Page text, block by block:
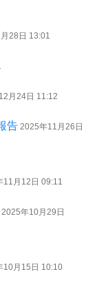
28日 13:01
月24日 11:12
告 2025年11月26日
11月12日 09:11
2025年10月29日
10月15日 10:10